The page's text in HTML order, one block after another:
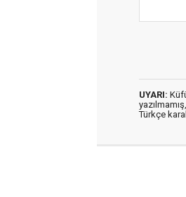
UYARI:
yazılmamış,
Türkçe